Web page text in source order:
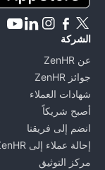
الشركة
عن ZenHR
جوائز ZenHR
شهادات العملاء
أصبح شريكاً
انضم إلى فريقنا
إحالة عملاء إلى ZenHR
مركز التوثيق